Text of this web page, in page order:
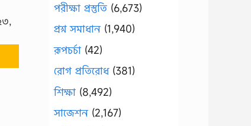
পরীক্ষা প্রস্তুতি (6,673)
প্রশ্ন সমাধান (1,940)
রূপচর্চা (42)
রোগ প্রতিরোধ(381)
শিক্ষা (8,492)
সাজেশন (2,167)